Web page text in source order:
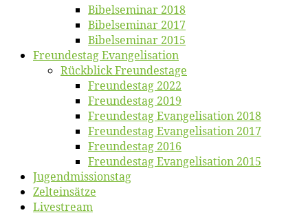
Bi­bel­se­mi­nar 2018
Bibelsemi­nar 2017
Bibelsemi­nar 2015
Freun­des­tag Evangelisation
Rück­blick Freundestage
Freun­des­tag 2022
Freun­des­tag 2019
Freun­des­tag Evan­ge­li­sa­ti­on 2018
Freun­des­tag Evan­ge­li­sa­ti­on 2017
Freun­des­tag 2016
Freun­des­tag Evan­ge­li­sa­ti­on 2015
Jugend­mis­sions­tag
Zelt­ein­sät­ze
Live­stream